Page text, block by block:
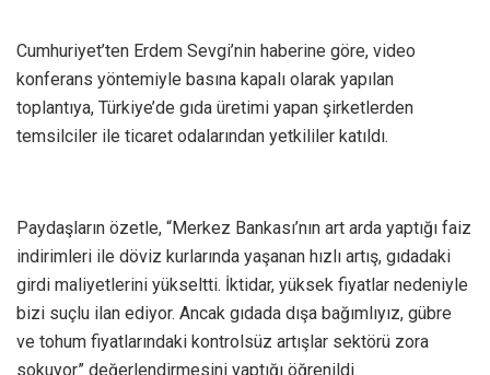
Cumhuriyet’ten Erdem Sevgi’nin haberine göre, video
konferans yöntemiyle basına kapalı olarak yapılan
toplantıya, Türkiye’de gıda üretimi yapan şirketlerden
temsilciler ile ticaret odalarından yetkililer katıldı.
Paydaşların özetle, “Merkez Bankası’nın art arda yaptığı faiz
indirimleri ile döviz kurlarında yaşanan hızlı artış, gıdadaki
girdi maliyetlerini yükseltti. İktidar, yüksek fiyatlar nedeniyle
bizi suçlu ilan ediyor. Ancak gıdada dışa bağımlıyız, gübre
ve tohum fiyatlarındaki kontrolsüz artışlar sektörü zora
sokuyor” değerlendirmesini yaptığı öğrenildi.